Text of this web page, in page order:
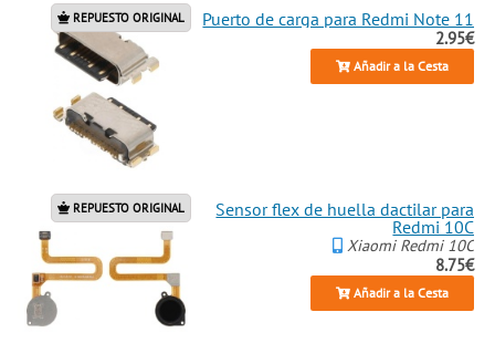
REPUESTO ORIGINAL
Puerto de carga para Redmi Note 11
2.95€
Añadir a la Cesta
REPUESTO ORIGINAL
Sensor flex de huella dactilar para
Redmi 10C
Xiaomi Redmi 10C
8.75€
Añadir a la Cesta